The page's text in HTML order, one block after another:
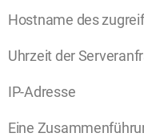
Hostname des
Uhrzeit der
IP-Adresse
Eine